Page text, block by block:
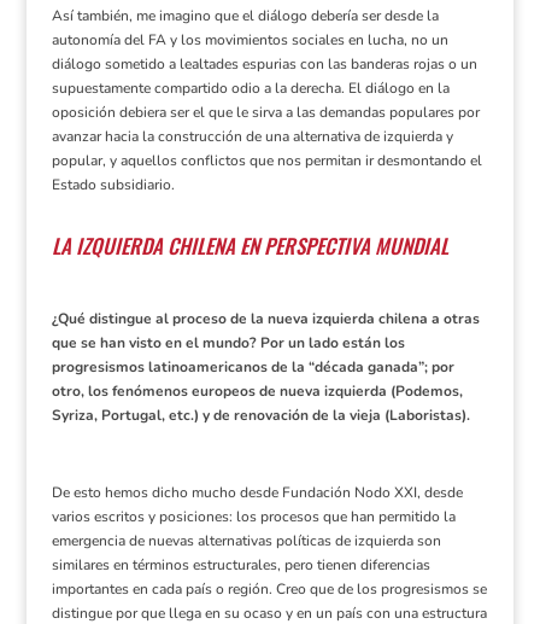
Así también, me imagino que el diálogo debería ser desde la
autonomía del FA y los movimientos sociales en lucha, no un
diálogo sometido a lealtades espurias con las banderas rojas o un
supuestamente compartido odio a la derecha. El diálogo en la
oposición debiera ser el que le sirva a las demandas populares por
avanzar hacia la construcción de una alternativa de izquierda y
popular, y aquellos conflictos que nos permitan ir desmontando el
Estado subsidiario.
LA IZQUIERDA CHILENA EN PERSPECTIVA MUNDIAL
¿Qué distingue al proceso de la nueva izquierda chilena a otras
que se han visto en el mundo? Por un lado están los
progresismos latinoamericanos de la “década ganada”; por
otro, los fenómenos europeos de nueva izquierda (Podemos,
Syriza, Portugal, etc.) y de renovación de la vieja (Laboristas).
De esto hemos dicho mucho desde Fundación Nodo XXI, desde
varios escritos y posiciones: los procesos que han permitido la
emergencia de nuevas alternativas políticas de izquierda son
similares en términos estructurales, pero tienen diferencias
importantes en cada país o región. Creo que de los progresismos se
distingue por que llega en su ocaso y en un país con una estructura